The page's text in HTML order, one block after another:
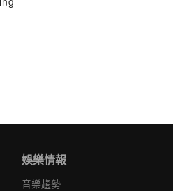
娛樂情報
音樂趨勢